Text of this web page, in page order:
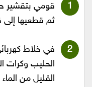
قومي بتقشير
ثم قطعيها
في خلاط
الحليب وكرات
القليل من